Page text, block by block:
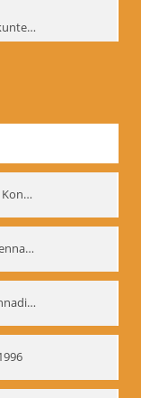
Die Geschichte des Biomechanikunterrichts im Theater der Satire - interne Signatur: BM-prt-204
Biomechanik-Demonstration, 2. Kongress der EMF, Mai 1995
Biomechanik-Demonstration, Gennadij Bogdanow im Berliner Ensemble, 04.10.1991
Biomechanik-Workshop mit Gennadij Nikolajewitsch Bogdanow im Mime Centrum Berlin, 1991